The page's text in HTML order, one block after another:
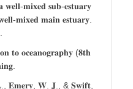
𝐰𝐞𝐥𝐥-𝐦𝐢𝐱𝐞𝐝 𝐬𝐮𝐛-𝐞𝐬𝐭𝐮𝐚𝐫𝐲
𝐦𝐢𝐱𝐞𝐝 𝐦𝐚𝐢𝐧 𝐞𝐬𝐭𝐮𝐚𝐫𝐲.
𝐭𝐨 𝐨𝐜𝐞𝐚𝐧𝐨𝐠𝐫𝐚𝐩𝐡𝐲 (𝟖𝐭𝐡
𝐄𝐦𝐞𝐫𝐲, 𝐖. 𝐉., & 𝐒𝐰𝐢𝐟𝐭,